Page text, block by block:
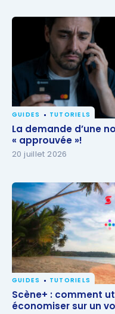
La demande d’une
« approuvée »!
GUIDES TUTORIELS
La demande d’une
« approuvée »!
20 juillet 2026
Scène+ : comment
économiser sur un
GUIDES TUTORIELS
Scène+ : comment
économiser sur un